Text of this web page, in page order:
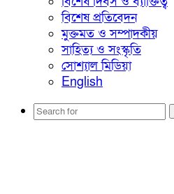
বিশেষ প্রতিবেদন
মুক্তমত ও সম্পাদকীয়
সাহিত্য ও সংস্কৃতি
সোশ্যাল মিডিয়া
English